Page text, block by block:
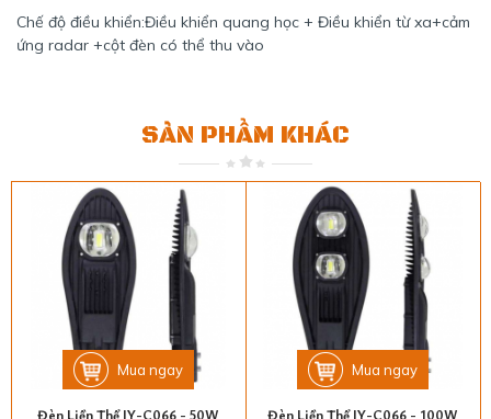
Chế độ điều khiển:Điều khiển quang học + Điều khiển từ xa+cảm
ứng radar +cột đèn có thể thu vào
SẢN PHẨM KHÁC
Mua ngay
Đèn Liền Thể JY-C066 - 50W
Mua ngay
Đèn Liền Thể JY-C066 - 100W